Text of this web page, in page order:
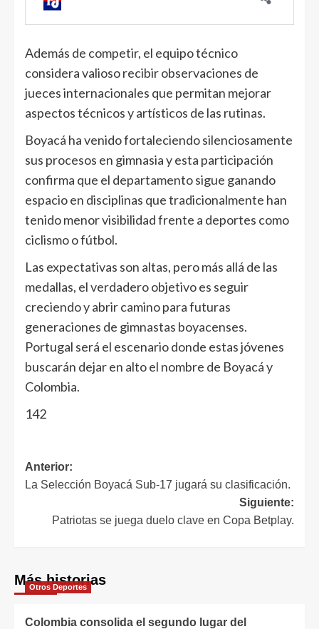
Además de competir, el equipo técnico
considera valioso recibir observaciones de
jueces internacionales que permitan mejorar
aspectos técnicos y artísticos de las rutinas.
Boyacá ha venido fortaleciendo silenciosamente
sus procesos en gimnasia y esta participación
confirma que el departamento sigue ganando
espacio en disciplinas que tradicionalmente han
tenido menor visibilidad frente a deportes como
ciclismo o fútbol.
Las expectativas son altas, pero más allá de las
medallas, el verdadero objetivo es seguir
creciendo y abrir camino para futuras
generaciones de gimnastas boyacenses.
Portugal será el escenario donde estas jóvenes
buscarán dejar en alto el nombre de Boyacá y
Colombia.
142
Anterior:
La Selección Boyacá Sub-17 jugará su clasificación.
Siguiente:
Patriotas se juega duelo clave en Copa Betplay.
Más historias
Otros Deportes
Colombia consolida el segundo lugar del